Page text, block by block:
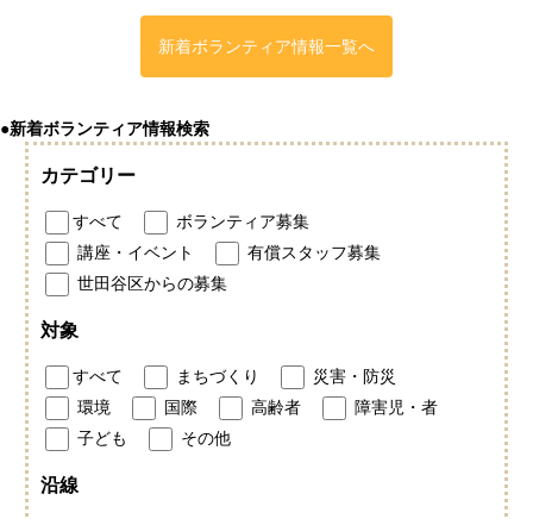
新着ボランティア情報一覧へ
●新着ボランティア情報検索
カテゴリー
すべて
ボランティア募集
講座・イベント
有償スタッフ募集
世田谷区からの募集
対象
すべて まちづくり
災害・防災
環境
国際 高齢者
障害児・者
子ども
その他
沿線